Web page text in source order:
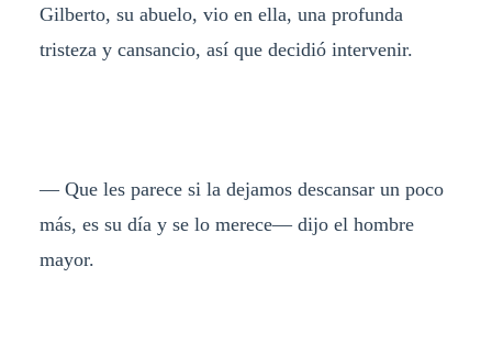
Gilberto, su abuelo, vio en ella, una profunda
tristeza y cansancio, así que decidió intervenir.
— Que les parece si la dejamos descansar un poco
más, es su día y se lo merece— dijo el hombre
mayor.